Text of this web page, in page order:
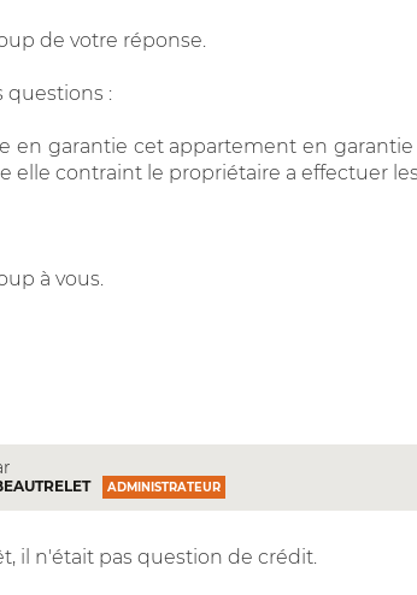
de votre réponse.
questions :
en garantie cet appartement en
elle contraint le propriétaire a effectuer
à vous.
ADMINISTRATEUR
il n'était pas question de crédit.